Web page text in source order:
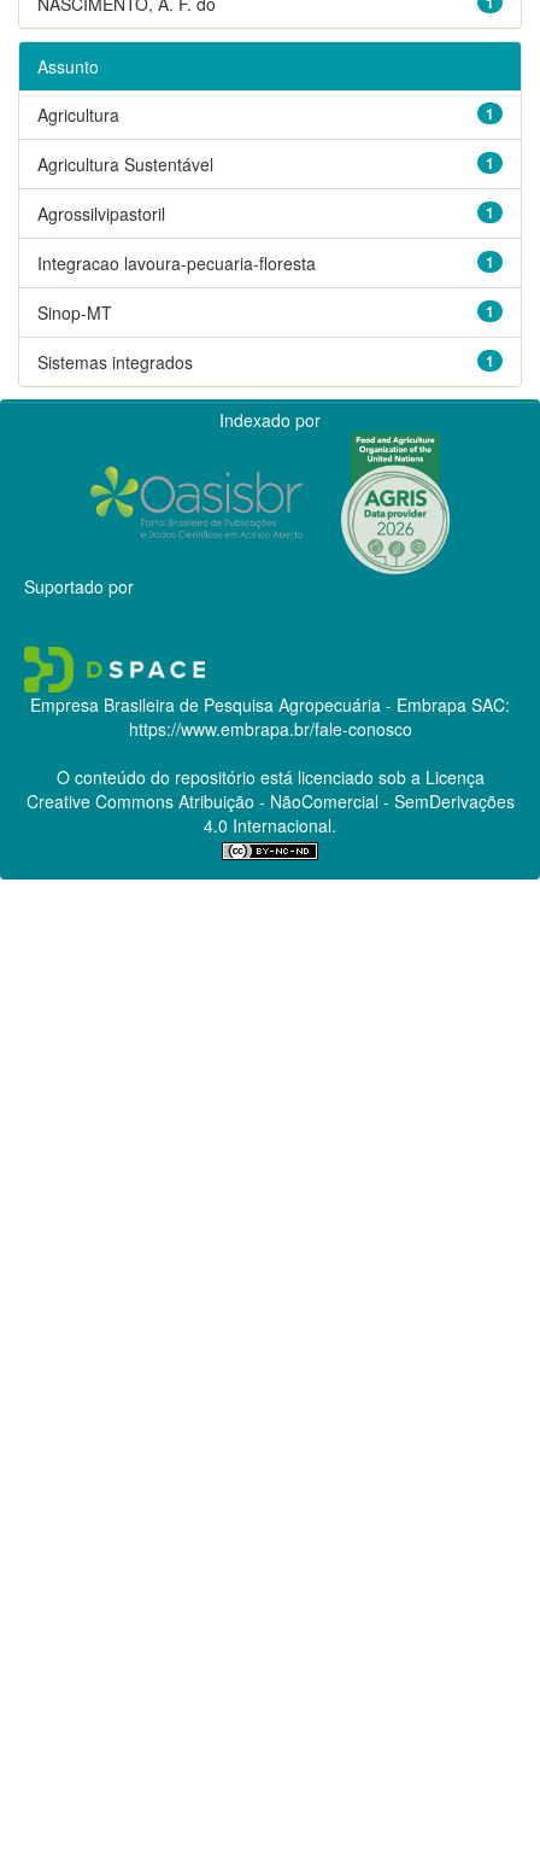
Assunto
1
Agricultura
1
Agricultura Sustentável
1
Agrossilvipastoril
1
Integracao lavoura-pecuaria-floresta
1
Sinop-MT
1
Sistemas integrados
Indexado por
Suportado por
Empresa Brasileira de Pesquisa Agropecuária - Embrapa SAC:
https://www.embrapa.br/fale-conosco
O conteúdo do repositório está licenciado sob a Licença
Creative CommonsAtribuição - NãoComercial - SemDerivações
4.0 Internacional.